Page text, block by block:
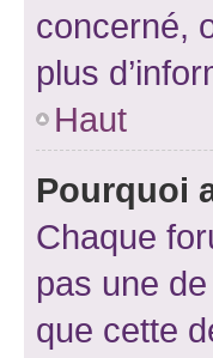
concerné,
plus
Haut
Pourquoi
Chaque
pas une
que cette